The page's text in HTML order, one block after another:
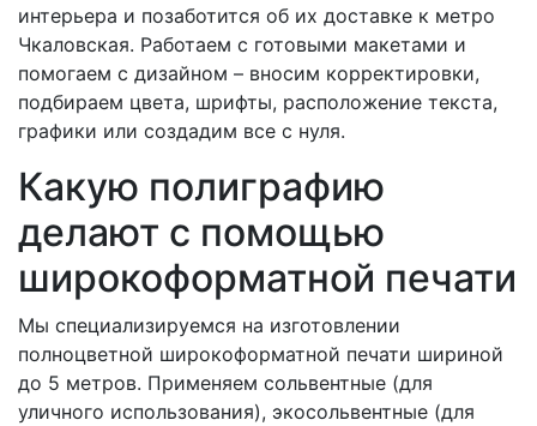
интерьера и позаботится об их доставке к метро
Чкаловская. Работаем с готовыми макетами и
помогаем с дизайном – вносим корректировки,
подбираем цвета, шрифты, расположение текста,
графики или создадим все с нуля.
Какую полиграфию
делают с помощью
широкоформатной печати
Мы специализируемся на изготовлении
полноцветной широкоформатной печати шириной
до 5 метров. Применяем сольвентные (для
уличного использования), экосольвентные (для